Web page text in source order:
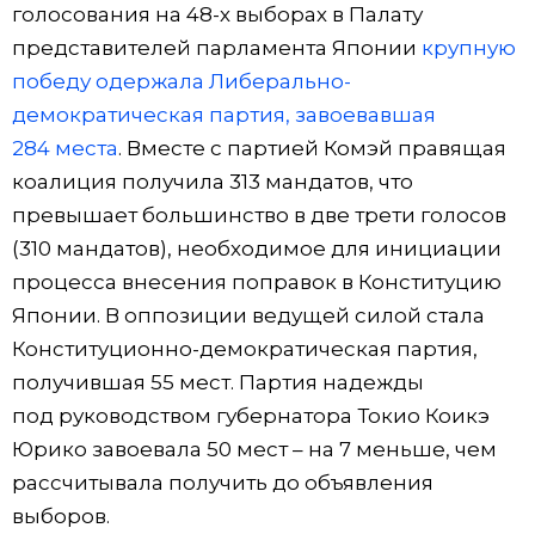
голосования на 48-х выборах в Палату
представителей парламента Японии крупную
победу одержала Либерально-
демократическая партия, завоевавшая
284 места. Вместе с партией Комэй правящая
коалиция получила 313 мандатов, что
превышает большинство в две трети голосов
(310 мандатов), необходимое для инициации
процесса внесения поправок в Конституцию
Японии. В оппозиции ведущей силой стала
Конституционно-демократическая партия,
получившая 55 мест. Партия надежды
под руководством губернатора Токио Коикэ
Юрико завоевала 50 мест – на 7 меньше, чем
рассчитывала получить до объявления
выборов.